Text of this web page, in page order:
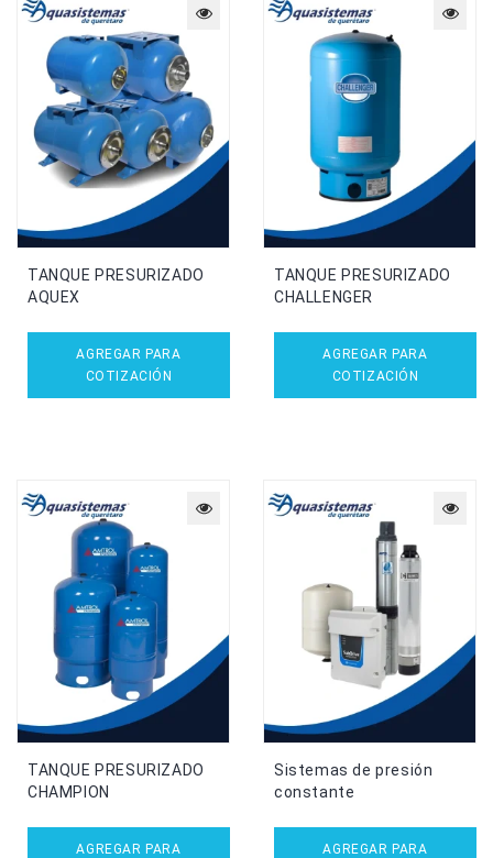
TANQUE PRESURIZADO
AQUEX
AGREGAR PARA
COTIZACIÓN
TANQUE PRESURIZADO
CHALLENGER
AGREGAR PARA
COTIZACIÓN
TANQUE PRESURIZADO
CHAMPION
AGREGAR PARA
Sistemas de presión
constante
AGREGAR PARA